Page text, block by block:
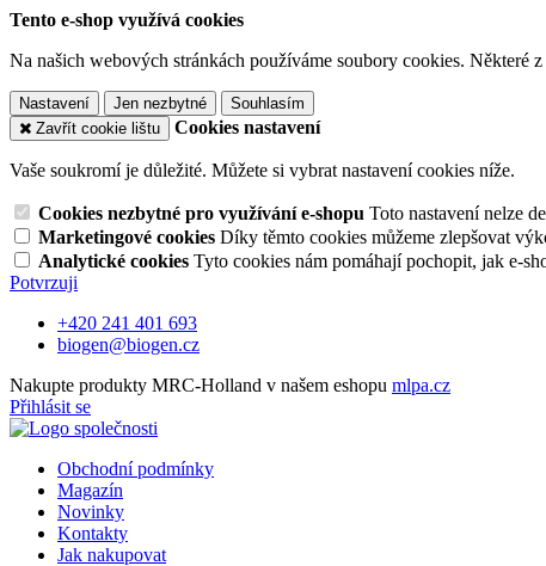
Tento e-shop využívá cookies
Na našich webových stránkách používáme soubory cookies. Některé
Nastavení Jen nezbytné
Souhlasím
Zavřít cookie lištu
Cookies nastavení
Vaše soukromí je důležité. Můžete si vybrat nastavení cookies níže.
Cookies nezbytné pro využívání e-shopu Toto nastavení nelze
Marketingové cookies Díky těmto cookies můžeme zlepšovat
Analytické cookies Tyto cookies nám pomáhají pochopit, jak e-
Potvrzuji
+420 241 401 693
biogen@biogen.cz
Nakupte produkty MRC-Holland v našem eshopu mlpa.cz
Přihlásit se
Obchodní podmínky
Magazín
Novinky
Kontakty
Jak nakupovat